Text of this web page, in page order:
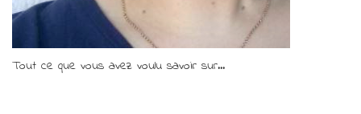
Tout ce que vous avez voulu savoir sur...